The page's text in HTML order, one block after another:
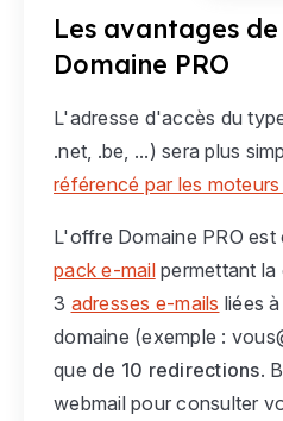
Les avantages
Domaine PRO
L'adresse d'accès du
.net, .be, ...) sera plus
référencé par les
L'offre Domaine PRO est
pack e-mailpermettant la
3 adresses e-mails liées
domaine (exemple :
que de 10 redirections.
webmail pour consulter